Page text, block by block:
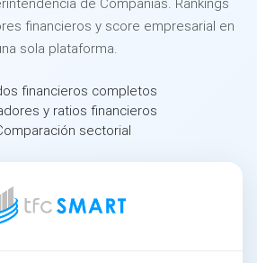
de Compañías. Rankings
financieros y score empresarial en
sola plataforma.
financieros completos
y ratios financieros
sectorial